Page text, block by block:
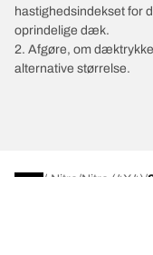
hastighedsindekset for
oprindelige dæk.
2. Afgøre, om
alternative størrelse.
/ Nitro Nitro (4X4)